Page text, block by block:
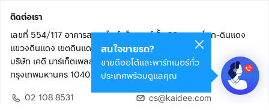
ติดต่อเรา
เลขที่ 554/117 อาคารสกายไนน์ เซ็นเตอร์ ชั้น 22 ถนนอโศก-ดินแดง
แขวงดินแดง เขตดินแดง
บริษัท เคดี มาร์เก็ตเพลส จำกัด (สำนักงานใหญ่)
กรุงเทพมหานคร 10400
02 108 8531
cs@kaidee.com
สนใจขายรถ?
ขายดีออโต้และพาร์ทเนอร์ทั่ว
ประเทศพร้อมดูแลคุณ